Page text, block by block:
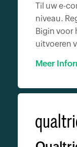
Til uw e-
niveau.
Bigin voor
uitvoeren
Meer